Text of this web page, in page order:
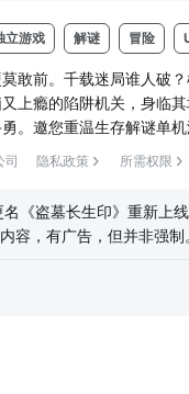
立游戏 解谜 冒险
敢前。千载迷局谁人破？
上瘾的陷阱机关，身临
。邀您重温生存解谜单
渐渐不得而知。
淮南图残卷，重启长生印
司 隐私政策 所需权限
名《盗墓长生印》重新上
容，有广告，但并非强
原来的方式，即有内购
，我们想如果把游戏免
怀念它，这足以让我们感